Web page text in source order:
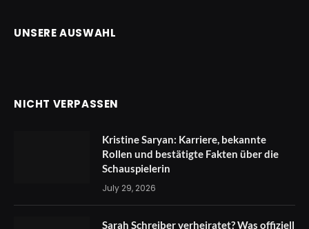
UNSERE AUSWAHL
NICHT VERPASSEN
Kristine Saryan: Karriere, bekannte
Rollen und bestätigte Fakten über die
Schauspielerin
July 29, 2026
Sarah Schreiber verheiratet? Was offiziell